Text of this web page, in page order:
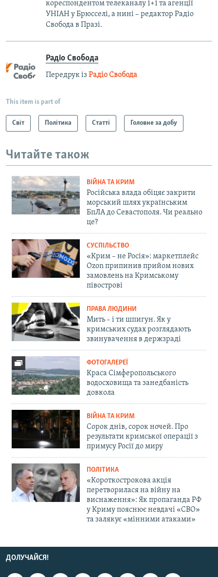
кореспондентом телеканалу 1+1 та агенції
УНІАН у Брюсселі, а нині – редактор Радіо
Свобода в Празі.
Радіо Свобода
Передрук із Радіо Свобода
This item is part of
Світ Політика Статті Головне за добу
Читайте також
ВІЙНА ТА КРИМ
Російська влада обіцяє закрити
морський шлях українським
БпЛА до Севастополя. Чи реально
це?
СУСПІЛЬСТВО
«Крим – не Росія»: маркетплейс
Ozon припинив прийом нових
замовлень на Кримському
півострові
ПРАВА ЛЮДИНИ
Мить – і ти шпигун. Як у
кримських судах розглядають
звинувачення в держзраді
ФОТОГАЛЕРЕЇ
Краса Сімферопольського
водосховища та занедбаність
довкола
ВІЙНА ТА КРИМ
Сорок днів, сорок ночей. Про
результати кримської операції з
примусу Росії до миру
ПОЛІТИКА
«Короткострокова акція
перетворилася на війну на
виснаження»: Як пропаганда РФ
у Криму пояснює невдачі «СВО»
та залякує «мінними атаками»
ДОЛУЧАЙСЯ!